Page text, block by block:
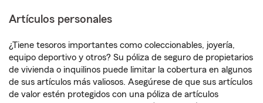
Artículos personales
¿Tiene tesoros importantes como coleccionables, joyería,
equipo deportivo y otros? Su póliza de seguro de propietarios
de vivienda o inquilinos puede limitar la cobertura en algunos
de sus artículos más valiosos. Asegúrese de que sus artículos
de valor estén protegidos con una póliza de artículos